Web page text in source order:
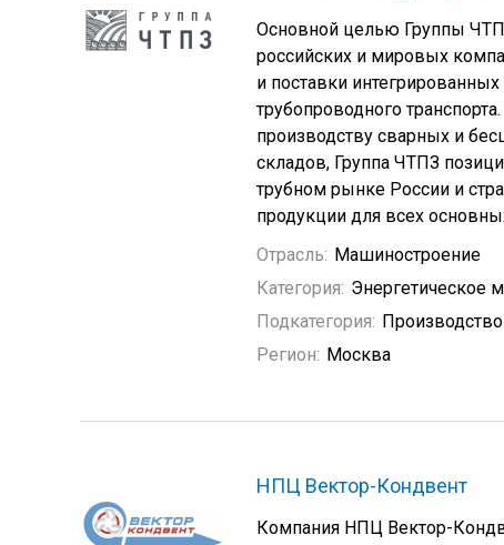
Основной целью Группы
российских и мировых
и поставки
трубопроводного
производству сварных и
складов, Группа ЧТПЗ
трубном рынке России и
продукции для всех
Отрасль: Машиностроение
Категория: Энергетическое
Подкатегория:
Регион: Москва
НПЦ Вектор-Кондвент
Компания НПЦ Вектор-